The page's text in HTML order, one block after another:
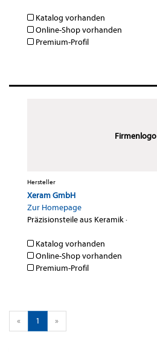
Katalog vorhanden
Online-Shop vorhanden
Premium-Profil
Firmenlogo
Hersteller
Xeram GmbH
Zur Homepage
Präzisionsteile aus Keramik·
Katalog vorhanden
Online-Shop vorhanden
Premium-Profil
« 1 »